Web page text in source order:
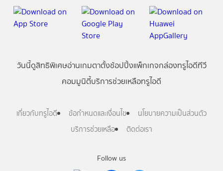
Follow us
วันนี้ดูสิทธิพิเศษอ่านเกมตาตั้งช้อปปิ้งแพ็กเกจกล่องทรูไอดีทีวี
คอมมูนิตี้บริการช่วยเหลือทรูไอดี
เกี่ยวกับทรูไอดี ข้อกำหนดและเงื่อนไข
นโยบายความเป็นส่วนตัว
บริการช่วยเหลือ
ติดต่อเรา